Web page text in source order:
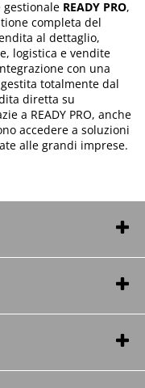
gestionale READY PRO,
completa del
al dettaglio,
logistica e vendite
con una
totalmente dal
diretta su
a READY PRO, anche
accedere a soluzioni
alle grandi imprese.
di San Marino